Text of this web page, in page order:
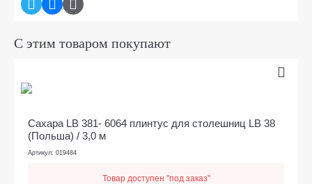
С этим товаром покупают
Сахара LB 381- 6064 плинтус для столешниц LB 38
(Польша) / 3,0 м
Артикул: 019484
Товар доступен "под заказ"